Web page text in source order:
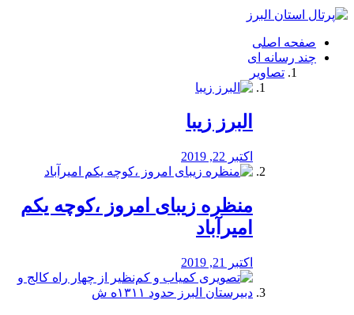
فصد
شرق
تهران
خشکشویی
صفحه اصلی
چند رسانه ای
تصاویر
البرز زیبا
اکتبر 22, 2019
منظره‌‌ زیبای امروز ،کوچه یکم
امیرآباد
اکتبر 21, 2019